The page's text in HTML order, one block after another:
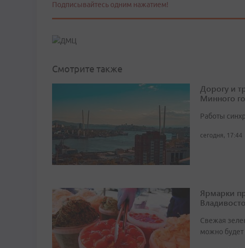
Подписывайтесь одним нажатием!
Смотрите также
Дорогу и
Минного
Работы
сегодня, 17:44
Ярмарки
Свежая
можно будет